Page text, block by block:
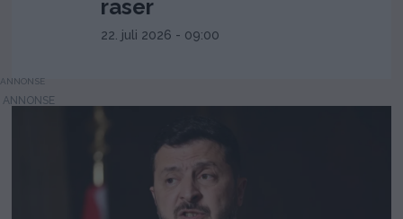
raser
22. juli 2026 - 09:00
ANNONSE